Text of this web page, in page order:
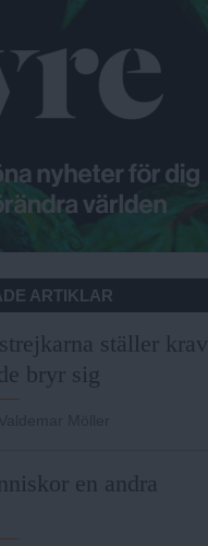
ARTIKLAR
ställer krav
bryr sig
en andra